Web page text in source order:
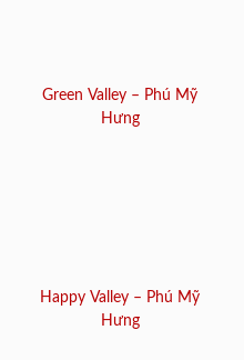
Green Valley – Phú Mỹ
Hưng
Happy Valley – Phú Mỹ
Hưng